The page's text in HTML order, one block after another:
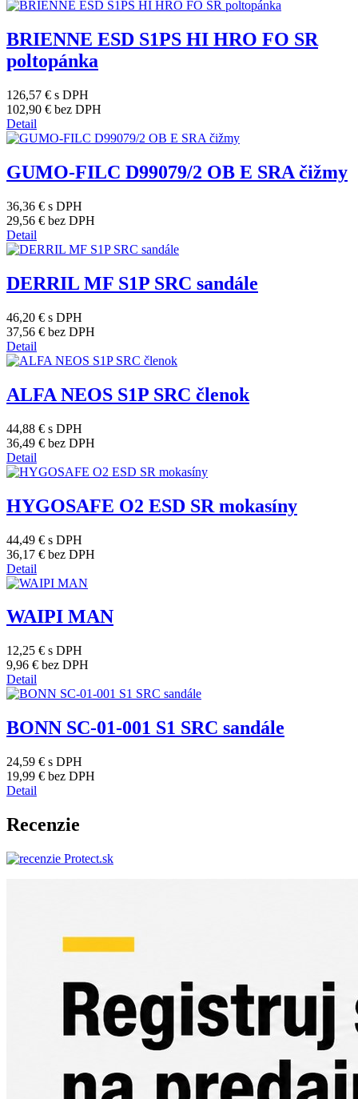
BRIENNE ESD S1PS HI HRO FO SR
poltopánka
126,57 € s DPH
102,90 € bez DPH
Detail
GUMO-FILC D99079/2 OB E SRA čižmy
36,36 € s DPH
29,56 € bez DPH
Detail
DERRIL MF S1P SRC sandále
46,20 € s DPH
37,56 € bez DPH
Detail
ALFA NEOS S1P SRC členok
44,88 € s DPH
36,49 € bez DPH
Detail
HYGOSAFE O2 ESD SR mokasíny
44,49 € s DPH
36,17 € bez DPH
Detail
WAIPI MAN
12,25 € s DPH
9,96 € bez DPH
Detail
BONN SC-01-001 S1 SRC sandále
24,59 € s DPH
19,99 € bez DPH
Detail
Recenzie